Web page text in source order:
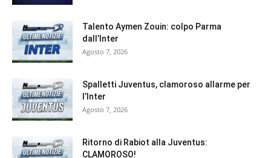
Talento Aymen Zouin: colpo Parma
dall’Inter
Agosto 7, 2026
Spalletti Juventus, clamoroso allarme per
l’Inter
Agosto 7, 2026
Ritorno di Rabiot alla Juventus:
CLAMOROSO!